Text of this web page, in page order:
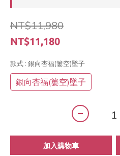
NT$11,980
NT$11,180
款式 : 銀向杏福(簍空)墜子
銀向杏福(簍空)墜子
加入購物車